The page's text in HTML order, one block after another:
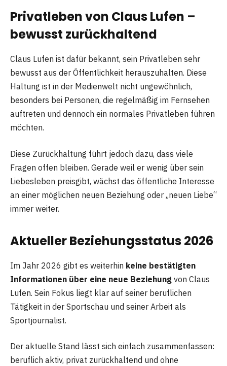
Privatleben von Claus Lufen –
bewusst zurückhaltend
Claus Lufen ist dafür bekannt, sein Privatleben sehr
bewusst aus der Öffentlichkeit herauszuhalten. Diese
Haltung ist in der Medienwelt nicht ungewöhnlich,
besonders bei Personen, die regelmäßig im Fernsehen
auftreten und dennoch ein normales Privatleben führen
möchten.
Diese Zurückhaltung führt jedoch dazu, dass viele
Fragen offen bleiben. Gerade weil er wenig über sein
Liebesleben preisgibt, wächst das öffentliche Interesse
an einer möglichen neuen Beziehung oder „neuen Liebe“
immer weiter.
Aktueller Beziehungsstatus 2026
Im Jahr 2026 gibt es weiterhin keine bestätigten
Informationen über eine neue Beziehung von Claus
Lufen. Sein Fokus liegt klar auf seiner beruflichen
Tätigkeit in der Sportschau und seiner Arbeit als
Sportjournalist.
Der aktuelle Stand lässt sich einfach zusammenfassen:
beruflich aktiv, privat zurückhaltend und ohne